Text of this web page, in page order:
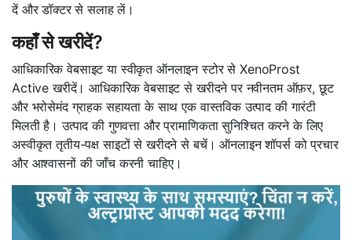
दें और डॉक्टर से सलाह लें।
कहाँ से खरीदें?
आधिकारिक वेबसाइट या स्वीकृत ऑनलाइन स्टोर से XenoProst
Active खरीदें। आधिकारिक वेबसाइट से खरीदने पर नवीनतम ऑफ़र, छूट
और भरोसेमंद ग्राहक सहायता के साथ एक वास्तविक उत्पाद की गारंटी
मिलती है। उत्पाद की गुणवत्ता और प्रामाणिकता सुनिश्चित करने के लिए
अस्वीकृत तृतीय-पक्ष साइटों से खरीदने से बचें। ऑनलाइन शॉपर्स को प्रचार
और आश्वासनों की जाँच करनी चाहिए।